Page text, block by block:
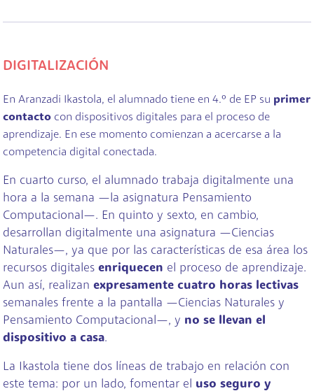
DIGITALIZACIÓN
En Aranzadi Ikastola, el alumnado tiene en 4.º de EP su primer
contacto con dispositivos digitales para el proceso de
aprendizaje. En ese momento comienzan a acercarse a la
competencia digital conectada.
En cuarto curso, el alumnado trabaja digitalmente una
hora a la semana —la asignatura Pensamiento
Computacional—. En quinto y sexto, en cambio,
desarrollan digitalmente una asignatura —Ciencias
Naturales—, ya que por las características de esa área los
recursos digitales enriquecen el proceso de aprendizaje.
Aun así, realizan expresamente cuatro horas lectivas
semanales frente a la pantalla —Ciencias Naturales y
Pensamiento Computacional—, y no se llevan el
dispositivo a casa.
La Ikastola tiene dos líneas de trabajo en relación con
este tema: por un lado, fomentar el uso seguro y